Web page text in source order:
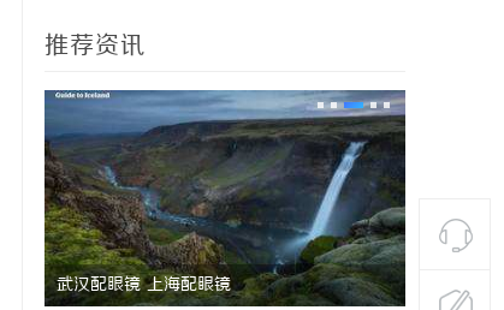
推荐资讯
武汉配眼镜 上海配眼镜 武汉配眼